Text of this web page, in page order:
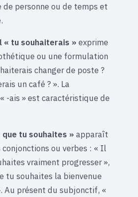
de personne ou de temps et
« tu souhaiterais » exprime
ou une formulation
changer de poste ?
un café ? ». La
-ais » est caractéristique de
tu souhaites » apparaît
ou verbes : « Il
vraiment progresser »,
tu souhaites la bienvenue
Au présent du subjonctif, «